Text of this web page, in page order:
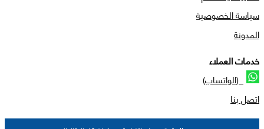
سياسة الخصوصية
المدونة
خدمات العملاء
(الواتساب)
اتصل بنا